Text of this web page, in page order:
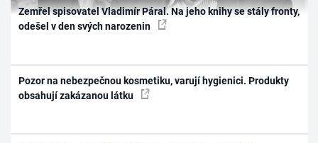
Zemřel spisovatel Vladimír Páral. Na jeho knihy se stály fronty,
odešel v den svých narozenin
Pozor na nebezpečnou kosmetiku, varují hygienici. Produkty
obsahují zakázanou látku